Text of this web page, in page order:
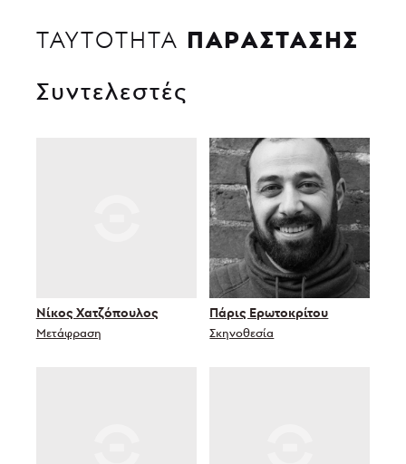
ΤΑΥΤΟΤΗΤΑ ΠΑΡΑΣΤΑΣΗΣ
Συντελεστές
Νίκος Χατζόπουλος
Μετάφραση
Πάρις Ερωτοκρίτου
Σκηνοθεσία